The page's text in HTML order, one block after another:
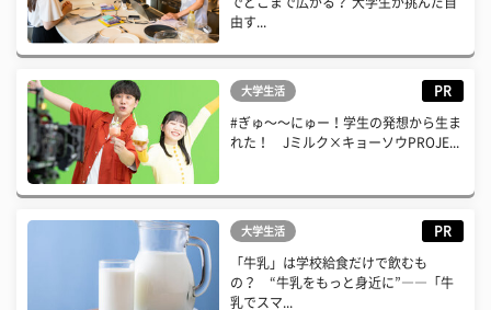
由す...
大学生活 PR
#ぎゅ〜〜にゅー！学生の発想から生ま
れた！ Jミルク×キョーソウPROJE...
大学生活 PR
「牛乳」は学校給食だけで飲むも
の？ “牛乳をもっと身近に”――「牛
乳でスマ...